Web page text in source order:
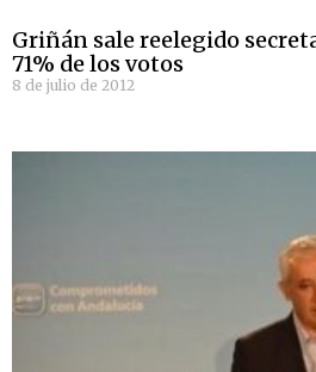
Griñán sale reelegido
71% de los votos
8 de julio de 2012